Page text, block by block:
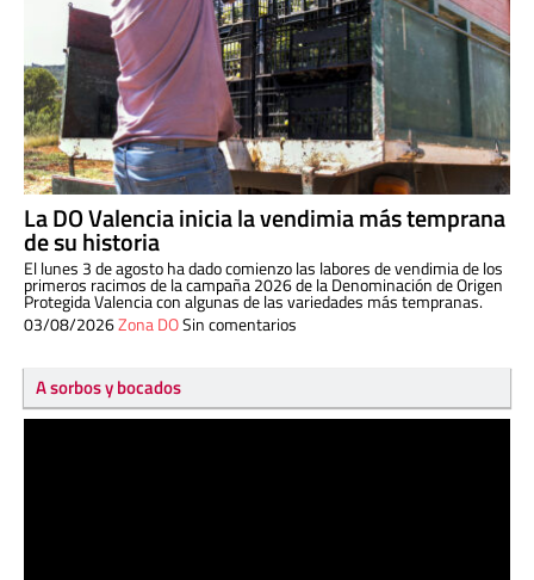
La DO Valencia inicia la vendimia más temprana
de su historia
El lunes 3 de agosto ha dado comienzo las labores de vendimia de los
primeros racimos de la campaña 2026 de la Denominación de Origen
Protegida Valencia con algunas de las variedades más tempranas.
03/08/2026Zona DOSin comentarios
A sorbos y bocados